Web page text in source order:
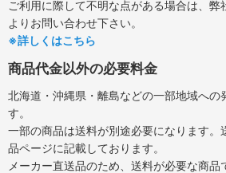
ご利用に際して不明な点がある場合は、弊
よりお問い合わせ下さい。
※詳しくはこちら
商品代金以外の必要料金
北海道・沖縄県・離島などの一部地域への
す。
一部の商品は送料が別途必要になります。
品ページに記載しております。
メーカー直送品のため、送料が必要な商